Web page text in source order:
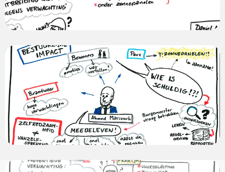
View
photo
View